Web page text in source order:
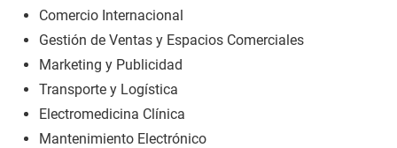
Comercio Internacional
Gestión de Ventas y Espacios Comerciales
Marketing y Publicidad
Transporte y Logística
Electromedicina Clínica
Mantenimiento Electrónico